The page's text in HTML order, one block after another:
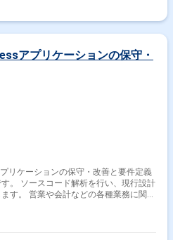
アプリケーションの保守・
行設計
務に関す
能力が求められます。 【作業内